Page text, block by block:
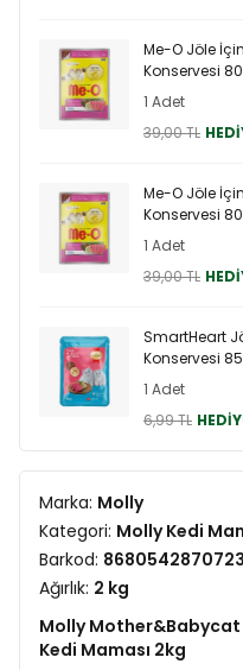
Me-O Jöle
Konservesi
1 Adet
39,00 TL
Me-O Jöle
Konservesi
1 Adet
39,00 TL
SmartHeart
Konservesi
1 Adet
6,99 TL
Marka: Molly
Kategori: Molly Kedi
Barkod: 8680542870723
Ağırlık: 2 kg
Molly Mother&Babycat
Kedi Maması 2kg